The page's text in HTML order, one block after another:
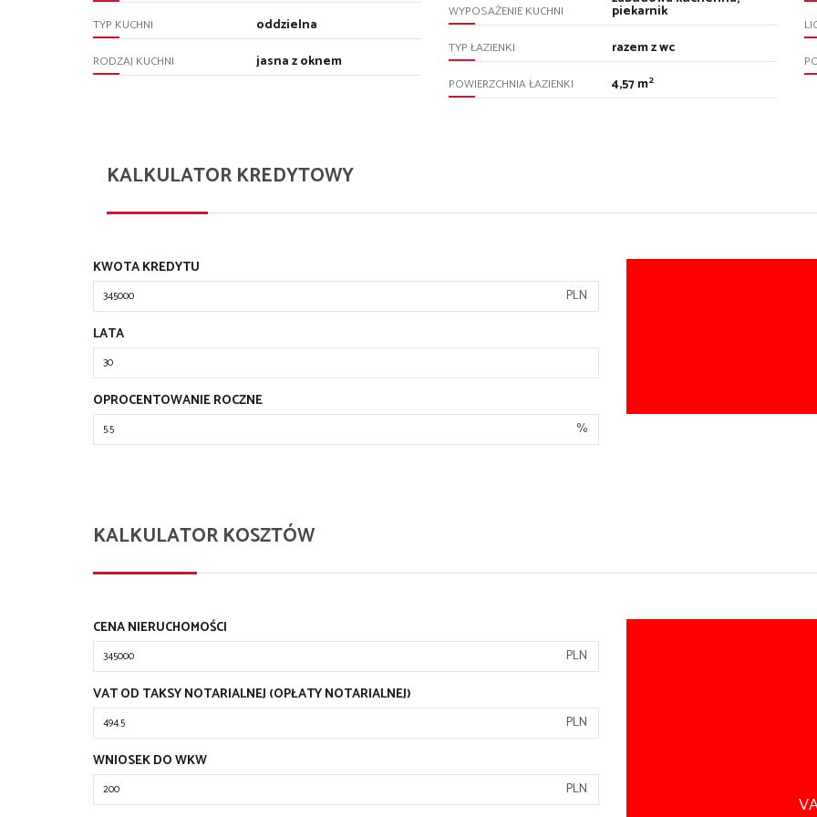
TYP KUCHNI oddzielna
RODZAJ KUCHNI jasna z oknem
WYPOSAŻENIE KUCHNI piekarnik
TYP ŁAZIENKI razem z wc
POWIERZCHNIA ŁAZIENKI 4,57 m2
KALKULATOR KREDYTOWY
KWOTA KREDYTU
PLN
LATA
OPROCENTOWANIE ROCZNE
%
KALKULATOR KOSZTÓW
CENA NIERUCHOMOŚCI
PLN
VAT OD TAKSY NOTARIALNEJ (OPŁATY NOTARIALNEJ)
PLN
WNIOSEK DO WKW
PLN